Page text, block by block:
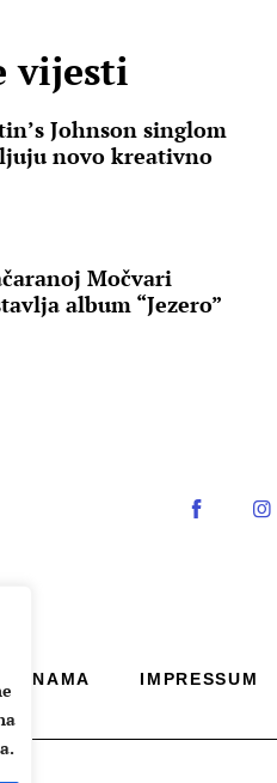
vijesti
Johnson singlom
novo kreativno
Močvari
album “Jezero”
O NAMA IMPRESSUM